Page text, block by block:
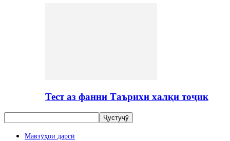
Тест аз фанни Таърихи халқи тоҷик
Мавзӯҳои дарсӣ